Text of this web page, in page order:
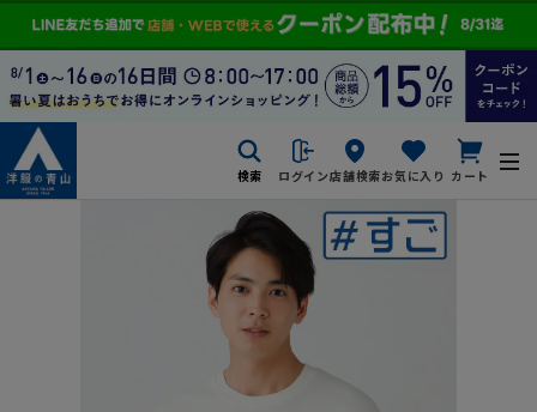
検索 ログイン店舗検索お気に入り カート